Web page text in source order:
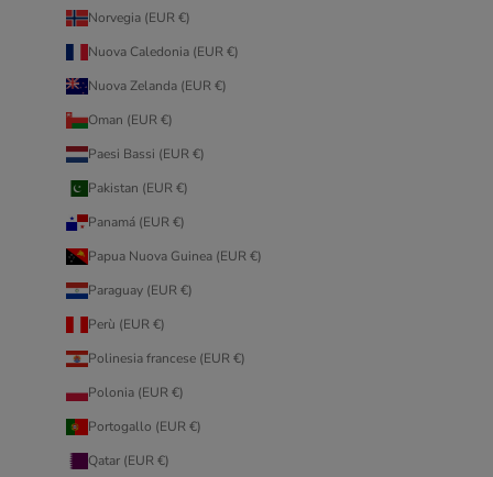
Norvegia (EUR €)
Nuova Caledonia (EUR €)
Nuova Zelanda (EUR €)
Oman (EUR €)
Paesi Bassi (EUR €)
Pakistan (EUR €)
Panamá (EUR €)
Papua Nuova Guinea (EUR €)
Paraguay (EUR €)
Perù (EUR €)
Polinesia francese (EUR €)
Polonia (EUR €)
Portogallo (EUR €)
Qatar (EUR €)